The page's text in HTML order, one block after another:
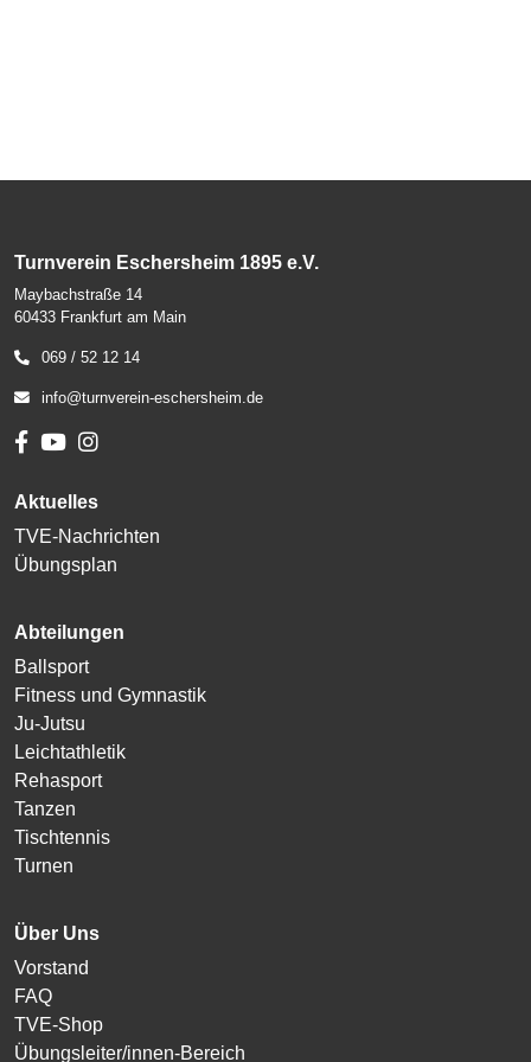
Turnverein Eschersheim 1895 e.V.
Maybachstraße 14
60433 Frankfurt am Main
069 / 52 12 14
info@turnverein-eschersheim.de
Aktuelles
TVE-Nachrichten
Übungsplan
Abteilungen
Ballsport
Fitness und Gymnastik
Ju-Jutsu
Leichtathletik
Rehasport
Tanzen
Tischtennis
Turnen
Über Uns
Vorstand
FAQ
TVE-Shop
Übungsleiter/innen-Bereich